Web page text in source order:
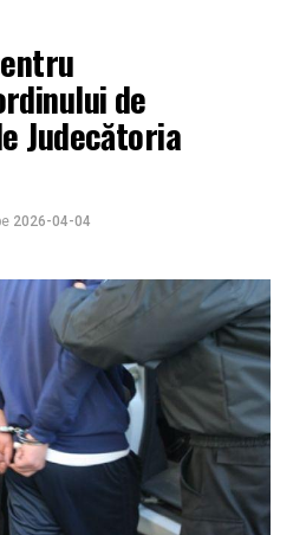
de
Judecătoria
2026-04-04